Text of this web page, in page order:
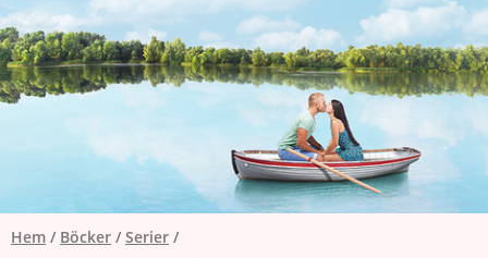
Hem Böcker Serier